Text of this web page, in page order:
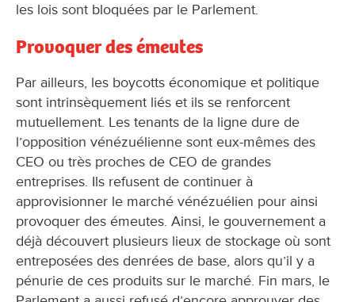
les lois sont bloquées par le Parlement.
Provoquer des émeutes
Par ailleurs, les boycotts économique et politique
sont intrinsèquement liés et ils se renforcent
mutuellement. Les tenants de la ligne dure de
l’opposition vénézuélienne sont eux-mêmes des
CEO ou très proches de CEO de grandes
entreprises. Ils refusent de continuer à
approvisionner le marché vénézuélien pour ainsi
provoquer des émeutes. Ainsi, le gouvernement a
déjà découvert plusieurs lieux de stockage où sont
entreposées des denrées de base, alors qu’il y a
pénurie de ces produits sur le marché. Fin mars, le